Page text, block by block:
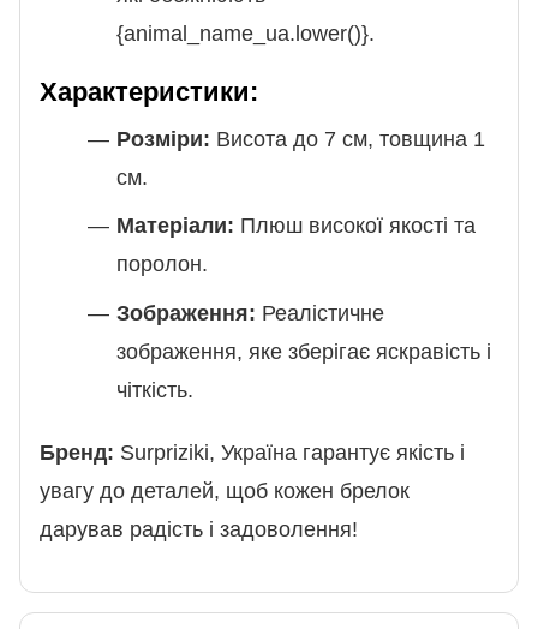
{animal_name_ua.lower()}.
Характеристики:
Розміри: Висота до 7 см, товщина 1
см.
Матеріали: Плюш високої якості та
поролон.
Зображення: Реалістичне
зображення, яке зберігає яскравість і
чіткість.
Бренд: Surpriziki, Україна гарантує якість і
увагу до деталей, щоб кожен брелок
дарував радість і задоволення!